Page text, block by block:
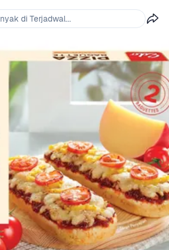
di Terjadwal...